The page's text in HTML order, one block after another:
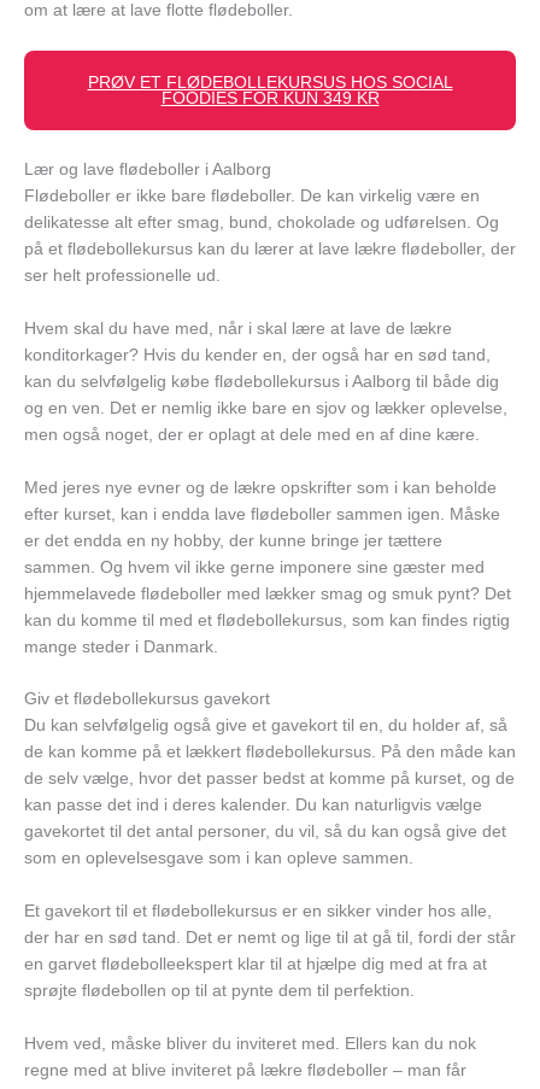
om at lære at lave flotte flødeboller.
PRØV ET FLØDEBOLLEKURSUS HOS SOCIAL
FOODIES FOR KUN 349 KR
Lær og lave flødeboller i Aalborg
Flødeboller er ikke bare flødeboller. De kan virkelig være en
delikatesse alt efter smag, bund, chokolade og udførelsen. Og
på et flødebollekursus kan du lærer at lave lækre flødeboller, der
ser helt professionelle ud.
Hvem skal du have med, når i skal lære at lave de lækre
konditorkager? Hvis du kender en, der også har en sød tand,
kan du selvfølgelig købe flødebollekursus i Aalborg til både dig
og en ven. Det er nemlig ikke bare en sjov og lækker oplevelse,
men også noget, der er oplagt at dele med en af dine kære.
Med jeres nye evner og de lækre opskrifter som i kan beholde
efter kurset, kan i endda lave flødeboller sammen igen. Måske
er det endda en ny hobby, der kunne bringe jer tættere
sammen. Og hvem vil ikke gerne imponere sine gæster med
hjemmelavede flødeboller med lækker smag og smuk pynt? Det
kan du komme til med et flødebollekursus, som kan findes rigtig
mange steder i Danmark.
Giv et flødebollekursus gavekort
Du kan selvfølgelig også give et gavekort til en, du holder af, så
de kan komme på et lækkert flødebollekursus. På den måde kan
de selv vælge, hvor det passer bedst at komme på kurset, og de
kan passe det ind i deres kalender. Du kan naturligvis vælge
gavekortet til det antal personer, du vil, så du kan også give det
som en oplevelsesgave som i kan opleve sammen.
Et gavekort til et flødebollekursus er en sikker vinder hos alle,
der har en sød tand. Det er nemt og lige til at gå til, fordi der står
en garvet flødebolleekspert klar til at hjælpe dig med at fra at
sprøjte flødebollen op til at pynte dem til perfektion.
Hvem ved, måske bliver du inviteret med. Ellers kan du nok
regne med at blive inviteret på lækre flødeboller – man får